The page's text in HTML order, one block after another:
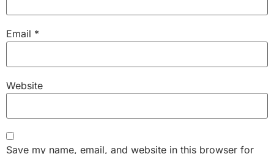
Email *
Website
Save my name, email, and website in this browser for